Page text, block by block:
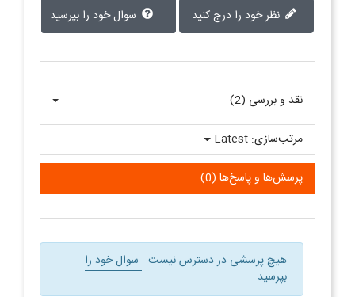
سوال خود را بپرسید
نقد و بررسی‌‌ (2)
پرسش‌ها و پاسخ‌ها (0)
مرتب‌سازی: Latest
هیچ پرسشی در دسترس نیست سوال خود را
بپرسید